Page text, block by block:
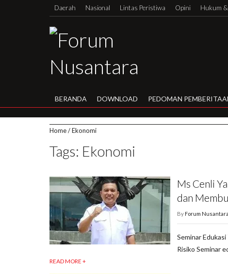
Daerah Nasional Lintas Peristiwa Opini Hukum
BERANDA DOWNLOAD PEDOMAN
Home/Ekonomi
Tags: Ekonomi
Ms Cenli
dan
ByForum Nusantara
Seminar
Risiko Seminar
READ MORE +